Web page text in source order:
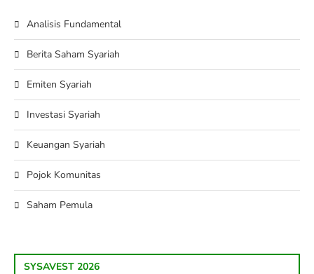
Analisis Fundamental
Berita Saham Syariah
Emiten Syariah
Investasi Syariah
Keuangan Syariah
Pojok Komunitas
Saham Pemula
SYSAVEST 2026